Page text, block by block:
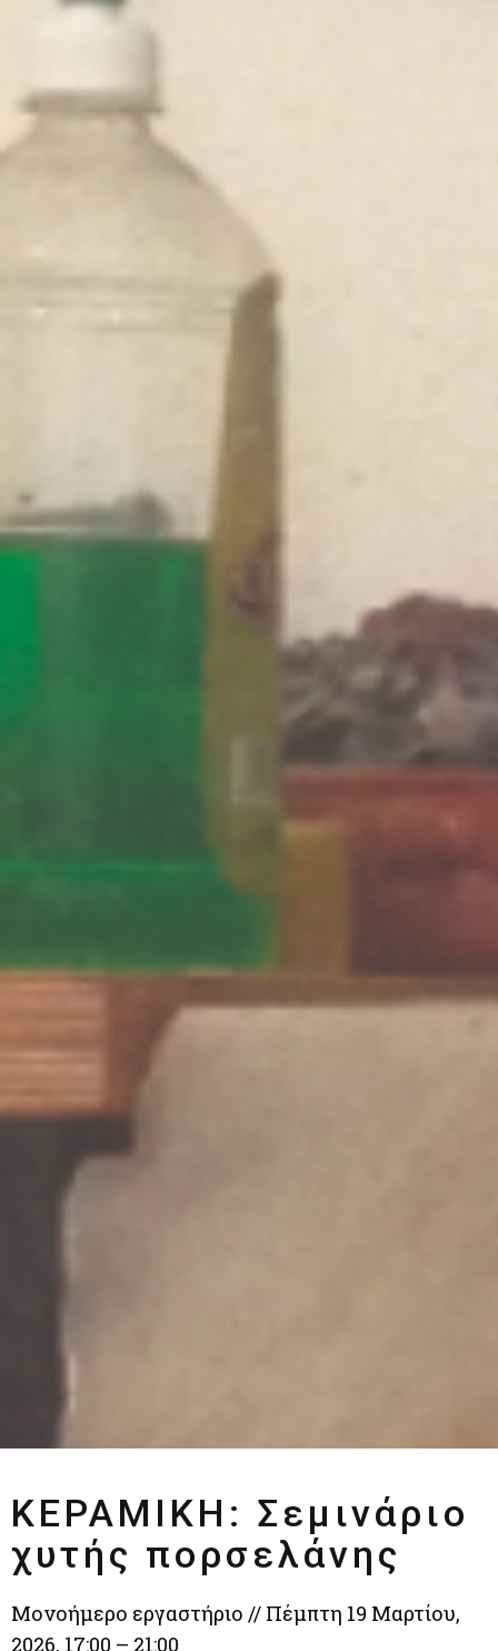
ΚΕΡΑΜΙΚΗ: Σεμινάριο
χυτής πορσελάνης
Μονοήμερο εργαστήριο // Πέμπτη 19 Μαρτίου,
2026, 17:00 – 21:00